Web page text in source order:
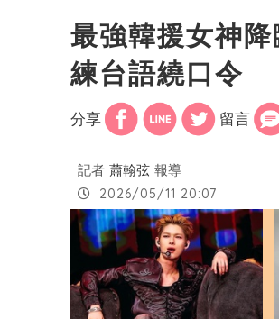
最強韓援女神
練台語繞口令
分享 留言
記者 蕭翰弦 報導
2026/05/11 20:07